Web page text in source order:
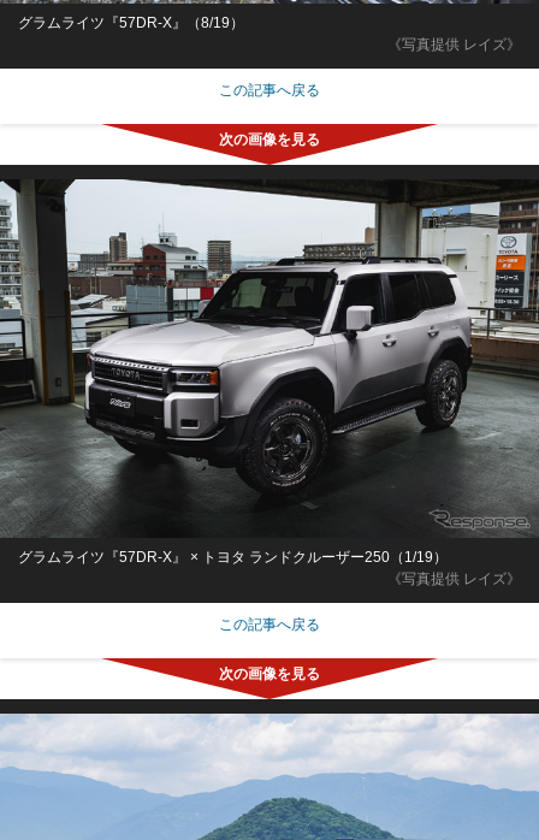
《写真提供 レイズ》
グラムライツ『57DR-X』（8/19）
この記事へ戻る
《写真提供 レイズ》
グラムライツ『57DR-X』 × トヨタ ランドクルーザー250（1/19）
この記事へ戻る